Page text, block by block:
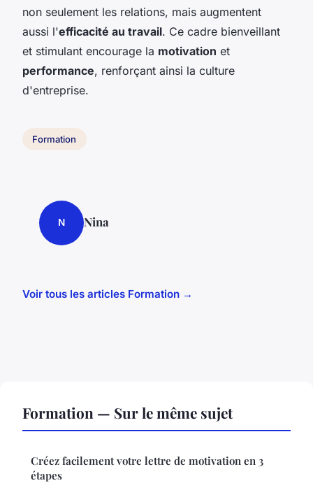
non seulement les relations, mais augmentent
aussi l'efficacité au travail. Ce cadre bienveillant
et stimulant encourage la motivation et
performance, renforçant ainsi la culture
d'entreprise.
Formation
N Nina
Voir tous les articles Formation →
Formation — Sur le même sujet
Créez facilement votre lettre de motivation en 3
étapes